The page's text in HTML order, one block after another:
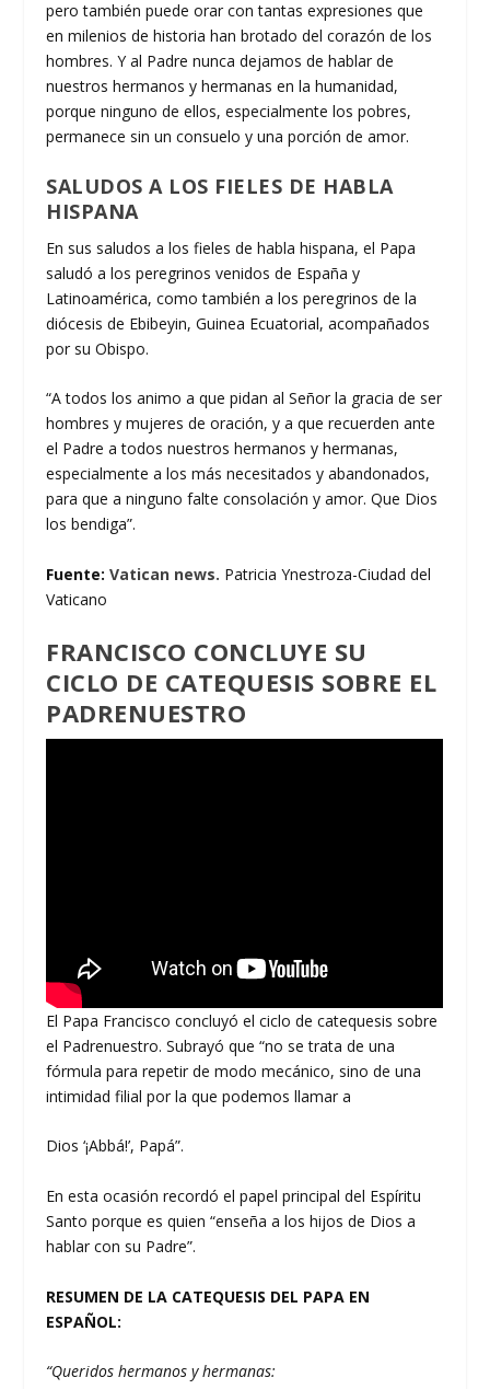
pero también puede orar con tantas expresiones que
en milenios de historia han brotado del corazón de los
hombres. Y al Padre nunca dejamos de hablar de
nuestros hermanos y hermanas en la humanidad,
porque ninguno de ellos, especialmente los pobres,
permanece sin un consuelo y una porción de amor.
SALUDOS A LOS FIELES DE HABLA
HISPANA
En sus saludos a los fieles de habla hispana, el Papa
saludó a los peregrinos venidos de España y
Latinoamérica, como también a los peregrinos de la
diócesis de Ebibeyin, Guinea Ecuatorial, acompañados
por su Obispo.
“A todos los animo a que pidan al Señor la gracia de ser
hombres y mujeres de oración, y a que recuerden ante
el Padre a todos nuestros hermanos y hermanas,
especialmente a los más necesitados y abandonados,
para que a ninguno falte consolación y amor. Que Dios
los bendiga”.
Fuente:Vatican news. Patricia Ynestroza-Ciudad del
Vaticano
FRANCISCO CONCLUYE SU
CICLO DE CATEQUESIS SOBRE EL
PADRENUESTRO
El Papa Francisco concluyó el ciclo de catequesis sobre
el Padrenuestro. Subrayó que “no se trata de una
fórmula para repetir de modo mecánico, sino de una
intimidad filial por la que podemos llamar a
Dios ‘¡Abbá!’, Papá”.
En esta ocasión recordó el papel principal del Espíritu
Santo porque es quien “enseña a los hijos de Dios a
hablar con su Padre”.
RESUMEN DE LA CATEQUESIS DEL PAPA EN
ESPAÑOL:
“Queridos hermanos y hermanas: